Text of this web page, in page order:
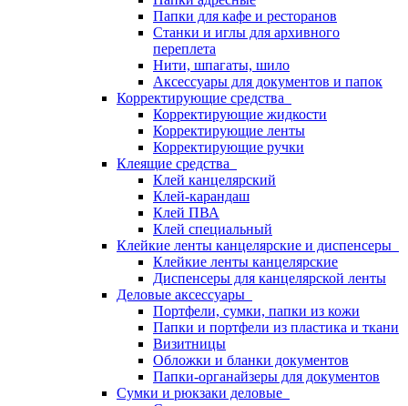
Папки для кафе и ресторанов
Станки и иглы для архивного
переплета
Нити, шпагаты, шило
Аксессуары для документов и папок
Корректирующие средства
Корректирующие жидкости
Корректирующие ленты
Корректирующие ручки
Клеящие средства
Клей канцелярский
Клей-карандаш
Клей ПВА
Клей специальный
Клейкие ленты канцелярские и диспенсеры
Клейкие ленты канцелярские
Диспенсеры для канцелярской ленты
Деловые аксессуары
Портфели, сумки, папки из кожи
Папки и портфели из пластика и ткани
Визитницы
Обложки и бланки документов
Папки-органайзеры для документов
Сумки и рюкзаки деловые